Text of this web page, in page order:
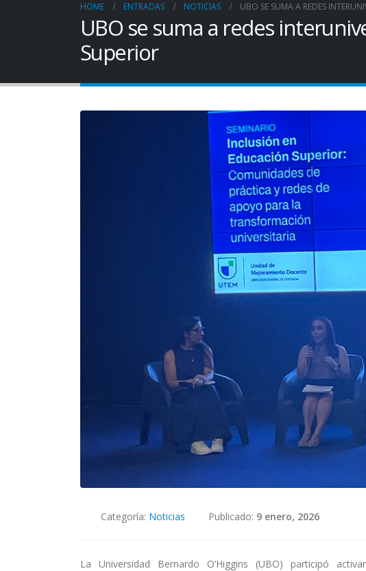
HOME ENTRADAS NOTICIAS UBO SE SUMA A REDES
UBO se suma a redes
Superior
Categoría: Noticias Publicado: 9 enero, 2026
La Universidad Bernardo O’Higgins (UBO) participó